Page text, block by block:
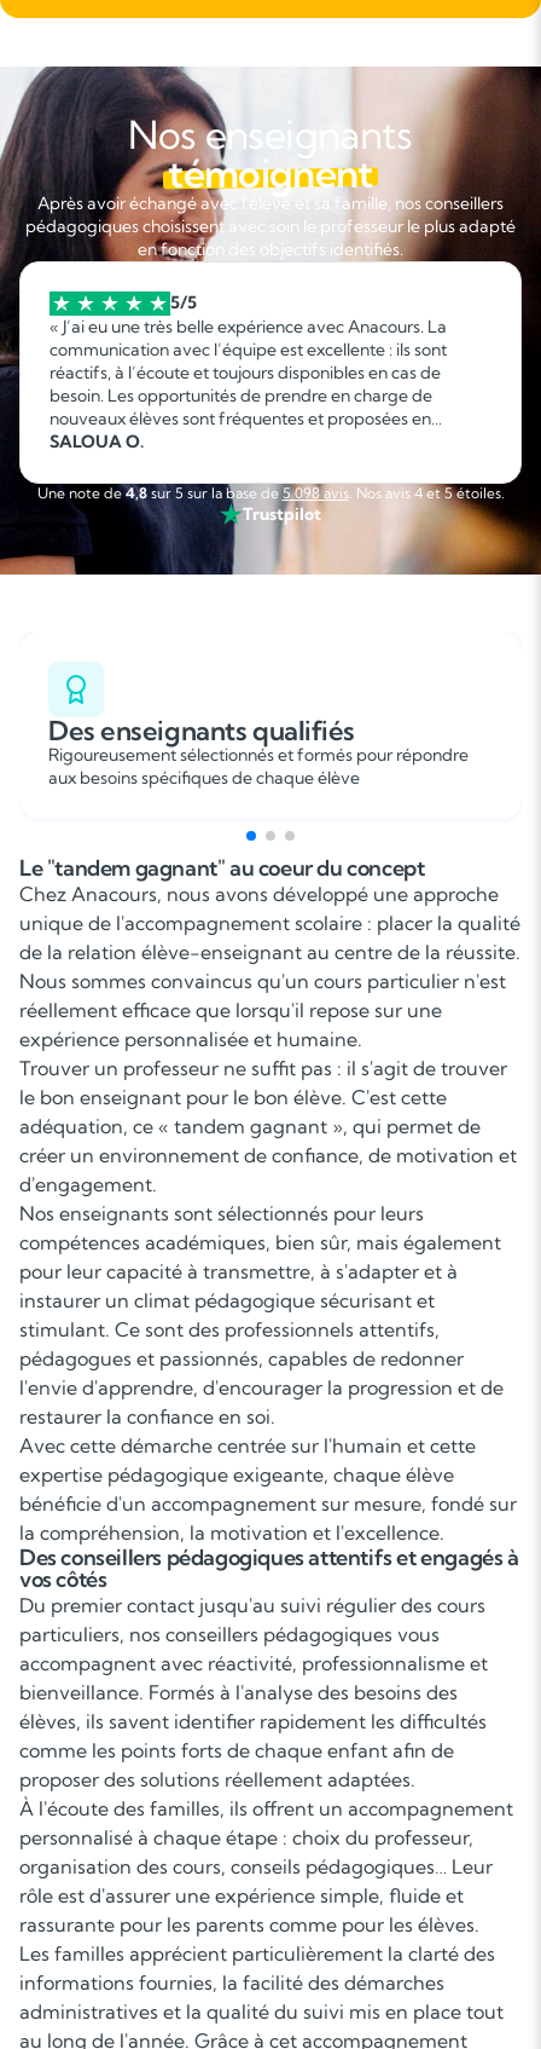
Nos enseignants
témoignent
Après avoir échangé avec l'élève et sa famille, nos conseillers
pédagogiques choisissent avec soin le professeur le plus adapté
en fonction des objectifs identifiés.
5/5
« J’ai eu une très belle expérience avec Anacours. La
communication avec l’équipe est excellente : ils sont
réactifs, à l’écoute et toujours disponibles en cas de
besoin. Les opportunités de prendre en charge de
nouveaux élèves sont fréquentes et proposées en
fonction de mes disponibilités, ce qui permet d’organiser
sérieuse, flexible et agréable que je recommande sans
hésitation. »
SALOUA O.
Une note de4,8sur 5 sur la base de 5 098 avis. Nos avis 4 et 5 étoiles.
Trustpilot
Des enseignants qualifiés
Rigoureusement sélectionnés et formés pour répondre
aux besoins spécifiques de chaque élève
Le "tandem gagnant" au coeur du concept
Chez Anacours, nous avons développé une approche
unique de l'accompagnement scolaire : placer la qualité
de la relation élève-enseignant au centre de la réussite.
Nous sommes convaincus qu'un cours particulier n'est
réellement efficace que lorsqu'il repose sur une
expérience personnalisée et humaine.
Trouver un professeur ne suffit pas : il s'agit de trouver
le bon enseignant pour le bon élève. C'est cette
adéquation, ce « tandem gagnant », qui permet de
créer un environnement de confiance, de motivation et
d'engagement.
Nos enseignants sont sélectionnés pour leurs
compétences académiques, bien sûr, mais également
pour leur capacité à transmettre, à s'adapter et à
instaurer un climat pédagogique sécurisant et
stimulant. Ce sont des professionnels attentifs,
pédagogues et passionnés, capables de redonner
l'envie d'apprendre, d'encourager la progression et de
restaurer la confiance en soi.
Avec cette démarche centrée sur l'humain et cette
expertise pédagogique exigeante, chaque élève
bénéficie d'un accompagnement sur mesure, fondé sur
la compréhension, la motivation et l'excellence.
Des conseillers pédagogiques attentifs et engagés à
vos côtés
Du premier contact jusqu'au suivi régulier des cours
particuliers, nos conseillers pédagogiques vous
accompagnent avec réactivité, professionnalisme et
bienveillance. Formés à l'analyse des besoins des
élèves, ils savent identifier rapidement les difficultés
comme les points forts de chaque enfant afin de
proposer des solutions réellement adaptées.
À l'écoute des familles, ils offrent un accompagnement
personnalisé à chaque étape : choix du professeur,
organisation des cours, conseils pédagogiques… Leur
rôle est d'assurer une expérience simple, fluide et
rassurante pour les parents comme pour les élèves.
Les familles apprécient particulièrement la clarté des
informations fournies, la facilité des démarches
administratives et la qualité du suivi mis en place tout
au long de l'année. Grâce à cet accompagnement